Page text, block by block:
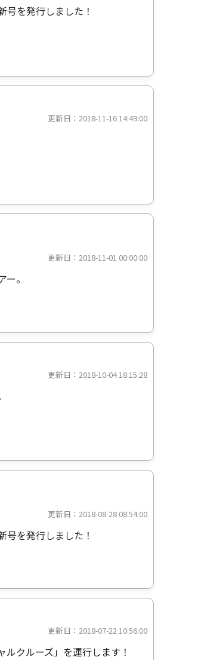
を発行しました！
更新日：2018-11-16 14:49:00
更新日：2018-11-01 00:00:00
。
更新日：2018-10-04 18:15:28
更新日：2018-08-28 08:54:00
を発行しました！
更新日：2018-07-22 10:56:00
クルーズ」を運行します！